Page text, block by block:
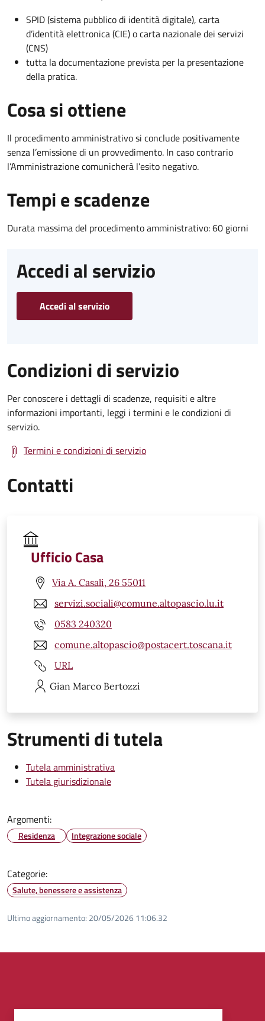
SPID (sistema pubblico di identità digitale), carta
d’identità elettronica (CIE) o carta nazionale dei servizi
(CNS)
tutta la documentazione prevista per la presentazione
della pratica.
Cosa si ottiene
Il procedimento amministrativo si conclude positivamente
senza l’emissione di un provvedimento. In caso contrario
l’Amministrazione comunicherà l’esito negativo.
Tempi e scadenze
Durata massima del procedimento amministrativo: 60 giorni
Accedi al servizio
Accedi al servizio
Condizioni di servizio
Per conoscere i dettagli di scadenze, requisiti e altre
informazioni importanti, leggi i termini e le condizioni di
servizio.
Termini e condizioni di servizio
Contatti
Ufficio Casa
Via A. Casali, 26 55011
servizi.sociali@comune.altopascio.lu.it
0583 240320
comune.altopascio@postacert.toscana.it
URL
Gian Marco Bertozzi
Strumenti di tutela
Tutela amministrativa
Tutela giurisdizionale
Argomenti:
Residenza Integrazione sociale
Categorie:
Salute, benessere e assistenza
Ultimo aggiornamento: 20/05/2026 11:06.32